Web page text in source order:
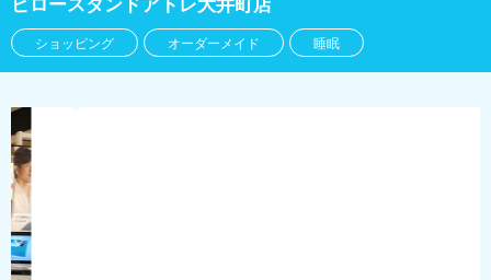
ピロースタンドアトレ大井町店
ショッピング オーダーメイド 睡眠